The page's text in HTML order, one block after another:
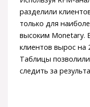
разделили
только для
высоким Monetary.
клиентов вырос на
Таблицы
следить за